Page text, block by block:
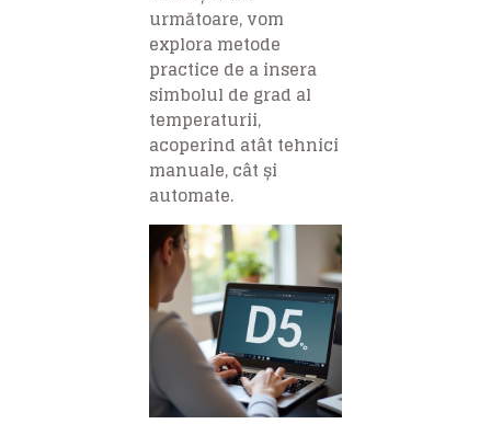
următoare, vom
explora metode
practice de a insera
simbolul de grad al
temperaturii,
acoperind atât tehnici
manuale, cât și
automate.